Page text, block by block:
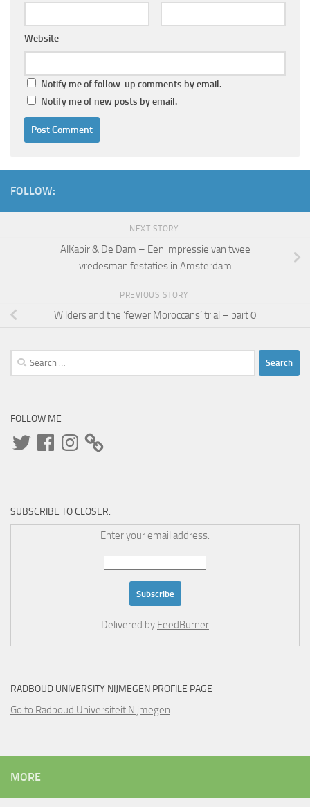
Website
Notify me of follow-up comments by email.
Notify me of new posts by email.
FOLLOW:
NEXT STORY
AlKabir & De Dam – Een impressie van twee
vredesmanifestaties in Amsterdam
PREVIOUS STORY
Wilders and the ‘fewer Moroccans’ trial – part 0
Search
for:
FOLLOW ME
TwitterFacebookInstagram
SUBSCRIBE TO CLOSER:
Enter your email address:
Delivered by FeedBurner
RADBOUD UNIVERSITY NIJMEGEN PROFILE PAGE
Go to Radboud Universiteit Nijmegen
MORE